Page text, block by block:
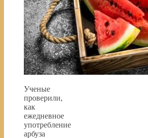
Ученые
проверили,
как
ежедневное
употребление
арбуза